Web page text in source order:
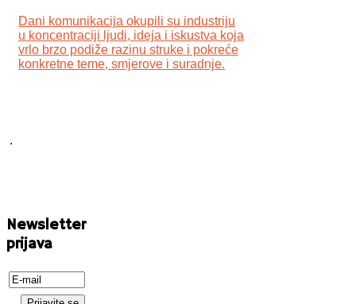
Dani komunikacija okupili su industriju
u koncentraciji ljudi, ideja i iskustva koja
vrlo brzo podiže razinu struke i pokreće
konkretne teme, smjerove i suradnje.
.
Newsletter
prijava